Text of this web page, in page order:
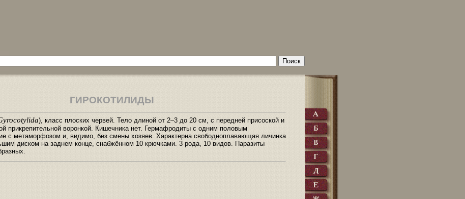
ГИРОКОТИЛИДЫ
), класс плоских червей. Тело длиной от 2–3 до 20 см, с передней присоской и
прикрепительной воронкой. Кишечника нет. Гермафродиты с одним половым
с метаморфозом и, видимо, без смены хозяев. Характерна свободноплавающая личинка
диском на заднем конце, снабжённом 10 крючками. 3 рода, 10 видов. Паразиты